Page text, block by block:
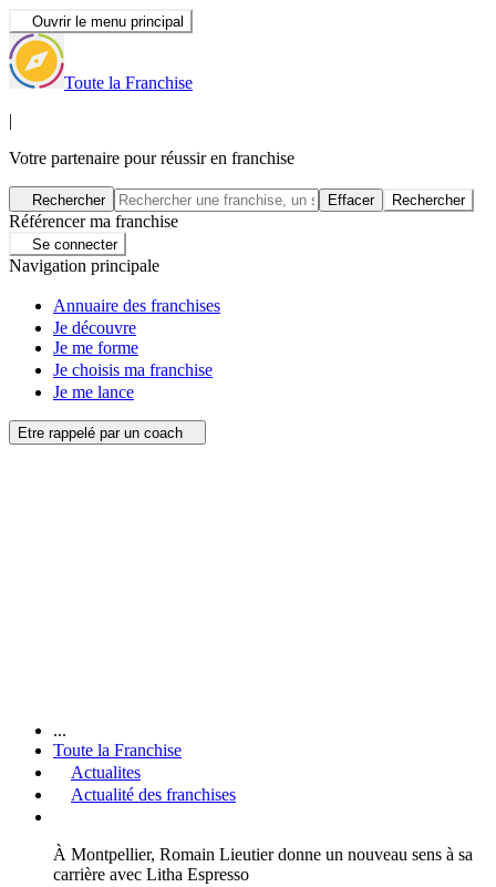
Ouvrir le menu principal
Toute la Franchise
|
Votre partenaire pour réussir en franchise
Rechercher Effacer Rechercher
Référencer ma franchise
Se connecter
Navigation principale
Annuaire des franchises
Je découvre
Je me forme
Je choisis ma franchise
Je me lance
Etre rappelé par un coach
...
Toute la Franchise
Actualites
Actualité des franchises
À Montpellier, Romain Lieutier donne un nouveau sens à sa
carrière avec Litha Espresso